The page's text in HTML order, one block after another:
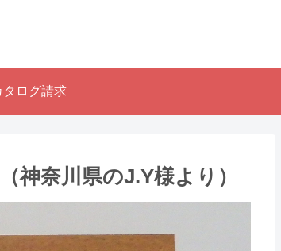
ログ請求
奈川県のJ.Y様より ）